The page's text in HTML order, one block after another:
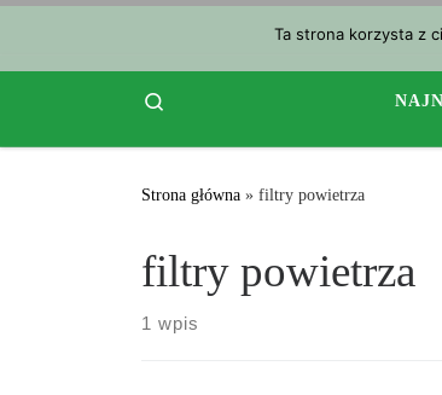
Strona główna » filtry powietrza
filtry powietrza
1 wpis
Ta strona korzysta z